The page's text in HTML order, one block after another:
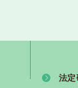
介護支援専門
法定